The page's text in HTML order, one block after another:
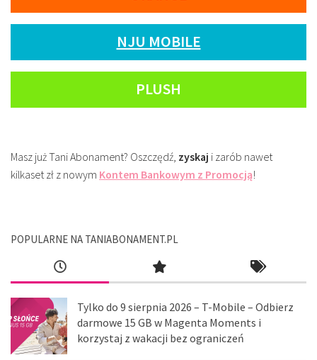
NJU MOBILE
PLUSH
Masz już Tani Abonament? Oszczędź, zyskaj i zarób nawet
kilkaset zł z nowym Kontem Bankowym z Promocją!
POPULARNE NA TANIABONAMENT.PL
Tylko do 9 sierpnia 2026 – T-Mobile – Odbierz
darmowe 15 GB w Magenta Moments i
korzystaj z wakacji bez ograniczeń